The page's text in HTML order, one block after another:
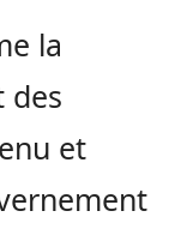
la
des
et